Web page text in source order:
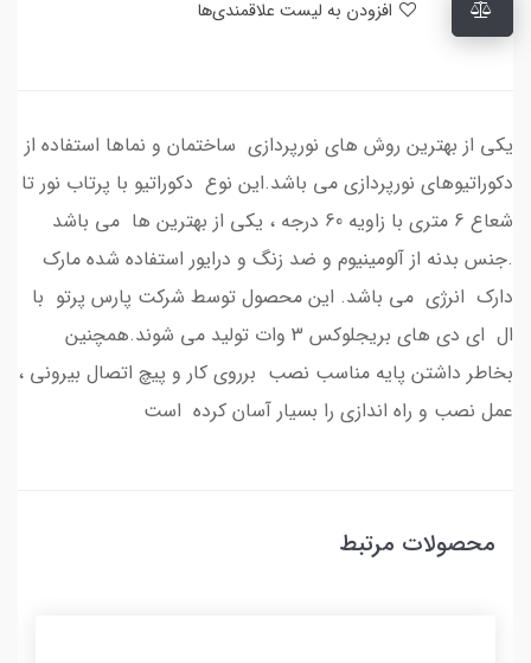
یکی از بهترین روش های نورپردازی ساختمان و نماها استفاده از
دکوراتیوهای نورپردازی می باشد.این نوع دکوراتیو با پرتاب نور تا
شعاع 6 متری با زاویه 60 درجه ، یکی از بهترین ها می باشد
.جنس بدنه از آلومینیوم و ضد زنگ و درایور استفاده شده مارک
دارک انرژی می باشد. این محصول توسط شرکت پارس پرتو با
ال ای دی های بریجلوکس 3 وات تولید می شوند.همچنین
بخاطر داشتن پایه مناسب نصب برروی کار و پیچ اتصال بیرونی ،
عمل نصب و راه اندازی را بسیار آسان کرده است
محصولات مرتبط